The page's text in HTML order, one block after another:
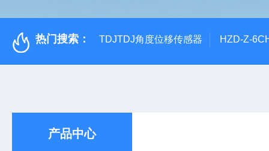
热门搜索： TDJTDJ角度位移传感器 HZD-Z-
产品中心